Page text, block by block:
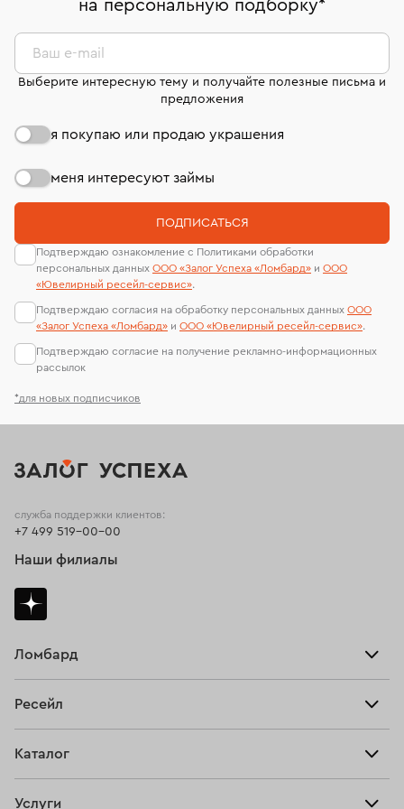
дней на возврат. Детальные условия возврата
комиссионных украшений и часов смотрите на
странице«Возврат украшений»
сертификаты МГУ и других геммологических
лабораторий
на персональную подборку*
*для новых подписчиков
Ваш e-mail
Выберите интересную тему и получайте полезные письма и
предложения
я покупаю или продаю украшения
меня интересуют займы
ПОДПИСАТЬСЯ
Подтверждаю ознакомление с Политиками обработки
персональных данных ООО «Залог Успеха «Ломбард» и ООО
«Ювелирный ресейл-сервиc».
Подтверждаю согласия на обработку персональных данных ООО
«Залог Успеха «Ломбард» и ООО «Ювелирный ресейл-сервиc».
Подтверждаю согласие на получение рекламно-информационных
рассылок
Ломбард
Тарифы
Ресейл
Каталог
Услуги
служба поддержки клиентов:
+7 499 519-00-00
Наши филиалы